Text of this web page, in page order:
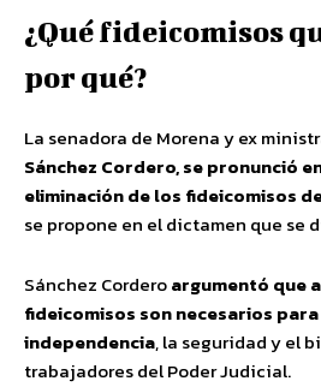
¿Qué fideicomisos
por qué?
La senadora de Morena y ex
Sánchez Cordero, se pronunció
eliminación de los fideicomisos
se propone en el dictamen que se
Sánchez Corderoargumentó que
fideicomisos son necesarios
independencia, la seguridad y el
trabajadores del Poder Judicial.